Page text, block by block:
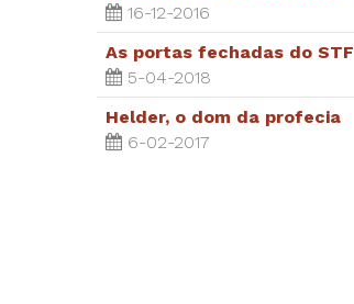
16-12-2016
As portas fechadas do STF
5-04-2018
Helder, o dom da profecia
6-02-2017